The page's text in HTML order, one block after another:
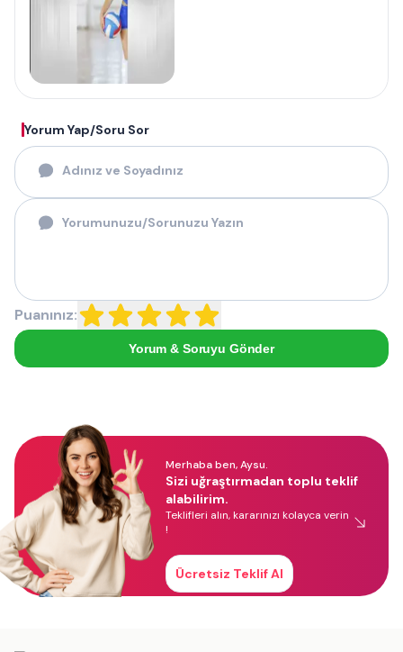
Yorum Yap/Soru Sor
Puanınız:
Yorum & Soruyu Gönder
Merhaba ben, Aysu.
Sizi uğraştırmadan toplu teklif
alabilirim.
Teklifleri alın, kararınızı kolayca verin
!
Ücretsiz Teklif Al